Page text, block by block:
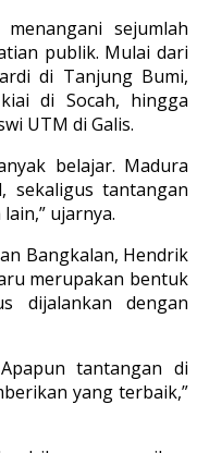
sejumlah
publik. Mulai dari
di Tanjung Bumi,
di Socah, hingga
UTM di Galis.
belajar. Madura
sekaligus tantangan
ujarnya.
Bangkalan, Hendrik
merupakan bentuk
dijalankan dengan
tantangan di
yang terbaik,”